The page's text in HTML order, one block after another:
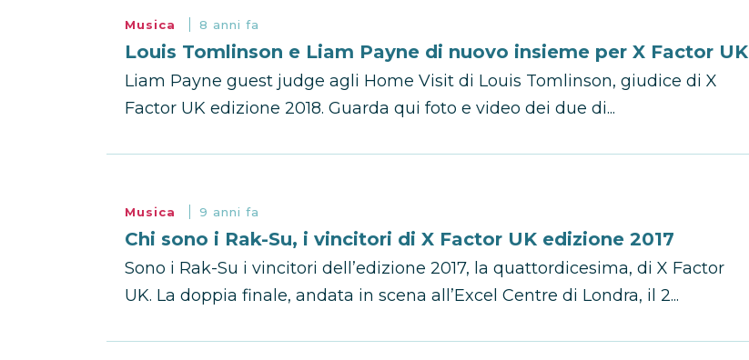
Musica 8 anni fa
Louis Tomlinson e Liam Payne di nuovo insieme per X Factor UK
Liam Payne guest judge agli Home Visit di Louis Tomlinson, giudice di X
Factor UK edizione 2018. Guarda qui foto e video dei due di...
Musica 9 anni fa
Chi sono i Rak-Su, i vincitori di X Factor UK edizione 2017
Sono i Rak-Su i vincitori dell’edizione 2017, la quattordicesima, di X Factor
UK. La doppia finale, andata in scena all’Excel Centre di Londra, il 2...